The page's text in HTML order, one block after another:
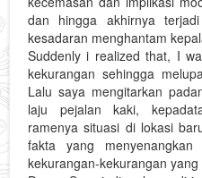
dan hingga akhirnya
kesadaran menghantam
Suddenly i realized that, I
kekurangan sehingga
Lalu saya mengitarkan
laju pejalan kaki,
ramenya situasi di lokasi
fakta yang
kekurangan-kekurangan